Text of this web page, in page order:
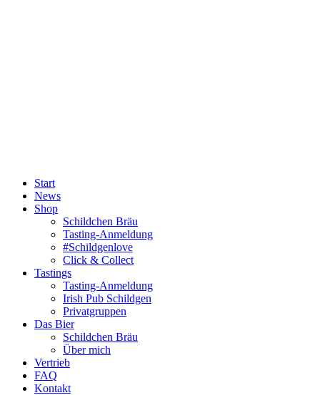
Start
News
Shop
Schildchen Bräu
Tasting-Anmeldung
#Schildgenlove
Click & Collect
Tastings
Tasting-Anmeldung
Irish Pub Schildgen
Privatgruppen
Das Bier
Schildchen Bräu
Über mich
Vertrieb
FAQ
Kontakt